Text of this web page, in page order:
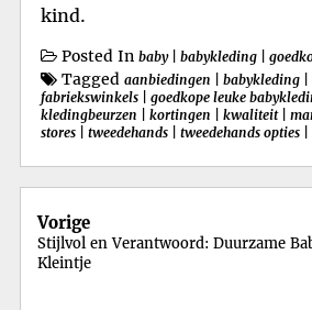
kind.
Posted In baby| babykleding
Tagged aanbiedingen babykleding
fabriekswinkels
goedkope leuke
kledingbeurzen
kortingen kwaliteit|
stores
tweedehands tweedehands opties
Berichtnavigatie
Vorige
Stijlvol en Verantwoord: Duurzame
Kleintje